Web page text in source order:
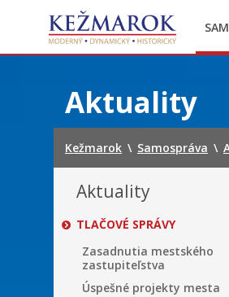
Aktuality
Kežmarok \ Samospráva \
Aktuality
TLAČOVÉ SPRÁVY
Zasadnutia mestského
zastupiteľstva
Úspešné projekty mesta